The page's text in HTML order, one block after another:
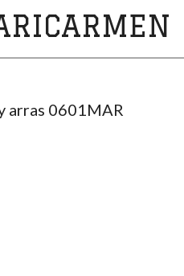
arras 0601MAR